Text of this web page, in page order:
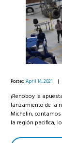
PostedApril 14, 2021
¡Renoboy le
lanzamiento de la
Michelin,
la región pacifica,